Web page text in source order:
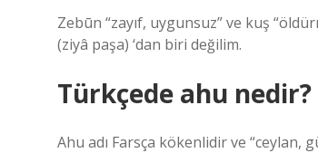
Zebūn “zayıf, uygunsuz” ve kuş
(ziyâ paşa) ‘dan biri değilim.
Türkçede ahu nedir?
Ahu adı Farsça kökenlidir ve